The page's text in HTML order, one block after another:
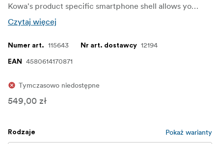
Kowa's product specific smartphone shell allows you to easily connect your mobile phone to your binoculars or spotting scope.
Czytaj więcej
Numer art. 115643 Nr art. dostawcy 12194
EAN 4580614170871
Tymczasowo niedostępne
549,00 zł
Rodzaje Pokaż warianty